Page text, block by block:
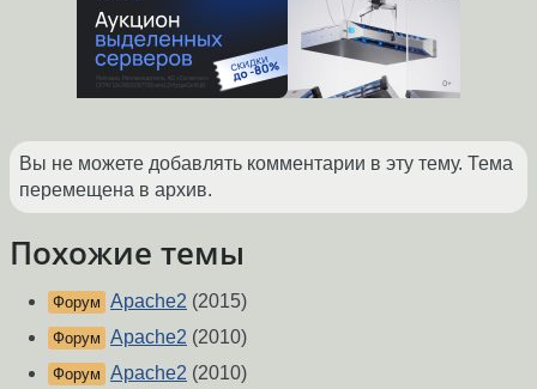
Вы не можете добавлять комментарии в эту тему. Тема
перемещена в архив.
Похожие темы
Форум Apache2 (2015)
Форум Apache2 (2010)
Форум Apache2 (2010)